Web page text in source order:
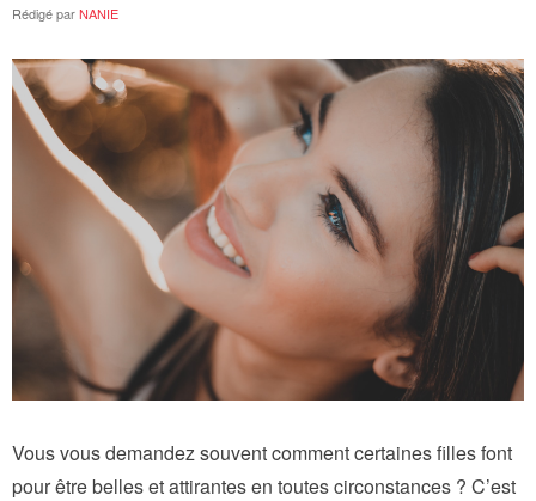
Rédigé parNANIE
Vous vous demandez souvent comment certaines filles font
pour être belles et attirantes en toutes circonstances ? C’est